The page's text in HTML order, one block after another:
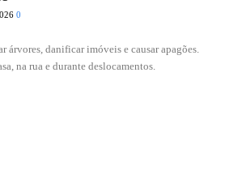
0
árvores, danificar imóveis e causar apagões.
na rua e durante deslocamentos.